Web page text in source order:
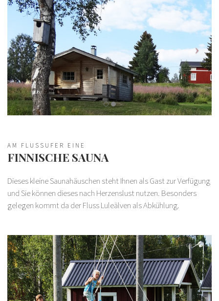
AM FLUSSUFER EINE
FINNISCHE SAUNA
Dieses kleine Saunahäuschen steht Ihnen als Gast zur Verfügung
und Sie können dieses nach Herzenslust nutzen. Besonders
gelegen kommt da der Fluss Luleälven als Abkühlung.